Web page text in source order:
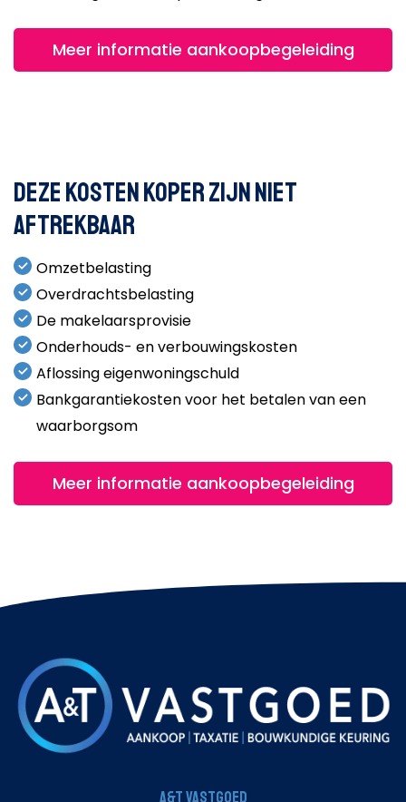
Meer informatie aankoopbegeleiding
Deze kosten koper zijn niet
aftrekbaar
Omzetbelasting
Overdrachtsbelasting
De makelaarsprovisie
Onderhouds- en verbouwingskosten
Aflossing eigenwoningschuld
Bankgarantiekosten voor het betalen van een
waarborgsom
Meer informatie aankoopbegeleiding
A&T Vastgoed